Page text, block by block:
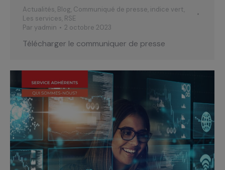
Actualités, Blog, Communiqué de presse, indice vert,
Les services, RSE
Par yadmin 2 octobre 2023
Télécharger le communiquer de presse